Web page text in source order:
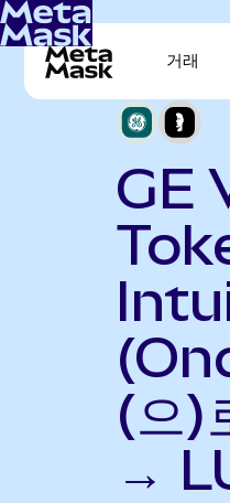
거래
GE
(으)
→